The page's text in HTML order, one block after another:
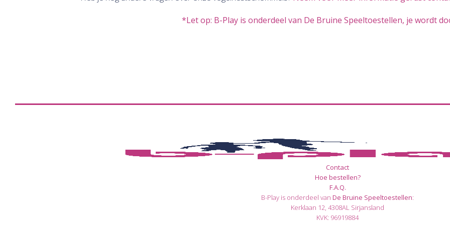
*Let op: B-Play is onderdeel van De Bruine Speeltoestellen, je wordt
Contact
Hoe bestellen?
F.A.Q.
B-Play is onderdeel van De Bruine Speeltoestellen:
Kerklaan 12, 4308AL Sirjansland
KVK: 96919884